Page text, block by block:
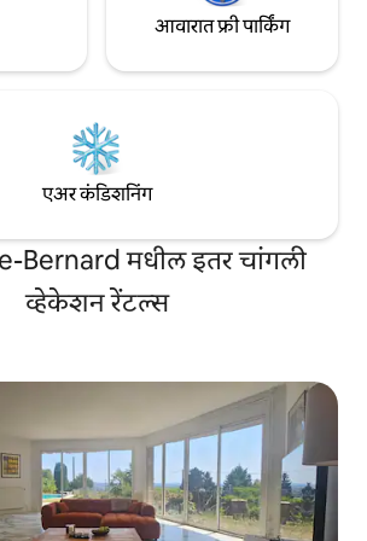
आवारात फ्री पार्किंग
एअर कंडिशनिंग
Bernard मधील इतर चांगली
व्हेकेशन रेंटल्स